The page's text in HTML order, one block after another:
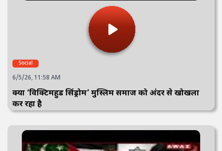
Social
6/5/26, 11:58 AM
क्या ‘विक्टिमहुड सिंड्रोम’ मुस्लिम समाज को अंदर से खोखला
कर रहा है